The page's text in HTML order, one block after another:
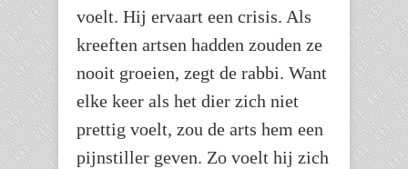
voelt. Hij ervaart een crisis. Als
kreeften artsen hadden zouden ze
nooit groeien, zegt de rabbi. Want
elke keer als het dier zich niet
prettig voelt, zou de arts hem een
pijnstiller geven. Zo voelt hij zich